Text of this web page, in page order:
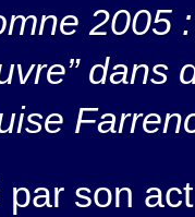
2005
dans
son